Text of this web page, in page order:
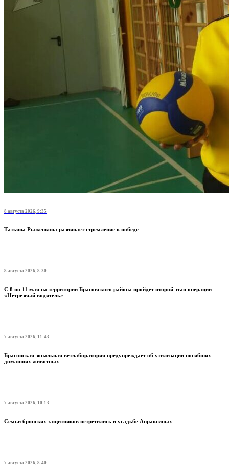
8 августа 2026, 9:35
Татьяна Рыженкова развивает стремление к победе
8 августа 2026, 8:30
С 8 по 11 мая на территории Брасовского района пройдет второй этап операции
«Нетрезвый водитель»
7 августа 2026, 11:43
Брасовская зональная ветлаборатория предупреждает об утилизации погибших
домашних животных
7 августа 2026, 10:13
Семьи брянских защитников встретились в усадьбе Апраксиных
7 августа 2026, 8:40